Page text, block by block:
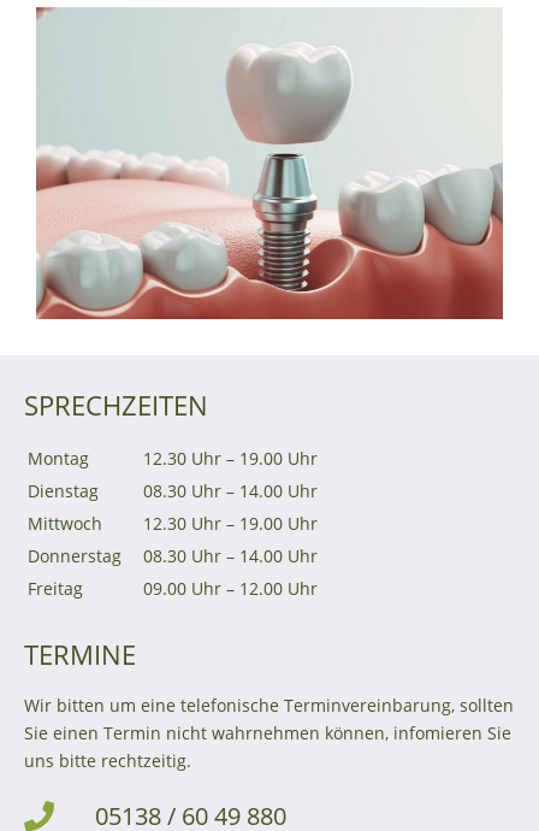
SPRECHZEITEN
Montag
12.30 Uhr – 19.00 Uhr
Dienstag
08.30 Uhr – 14.00 Uhr
Mittwoch
12.30 Uhr – 19.00 Uhr
Donnerstag
08.30 Uhr – 14.00 Uhr
Freitag
09.00 Uhr – 12.00 Uhr
TERMINE
Wir bitten um eine telefonische Terminvereinbarung, sollten
Sie einen Termin nicht wahrnehmen können, infomieren Sie
uns bitte rechtzeitig.
05138 / 60 49 880